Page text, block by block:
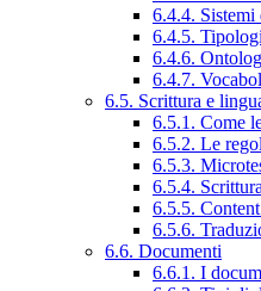
6.4.4.
6.4.5.
6.4.6.
6.4.7.
6.5. Scrittura e
6.5.1. Come
6.5.2. Le
6.5.3.
6.5.4.
6.5.5.
6.5.6.
6.6. Documenti
6.6.1. I